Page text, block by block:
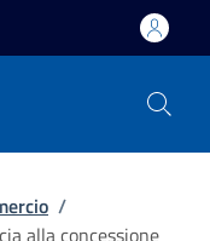
/
alla concessione